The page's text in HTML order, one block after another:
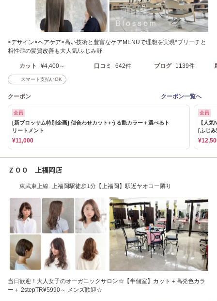
<デザイン×ヘアケア>高い技術と豊富なケアMENUで理想を実現*ブリーチと
相性◎の髪質改善も大人気/ふじみ野
カット ¥4,400～ 口コミ 642件 ブログ 1139件
スマート支払いOK
クーポン クーポン一覧へ
全員
[新ブロッサム特別企画] 似合わせカット+うる艶カラー＋選べるト
リートメント
¥11,000
全員
【人
[ふじ
ＺＯＯ 上福岡店
東武東上線 上福岡駅徒歩1分【上福岡】駅近ヤオコー隣り
当日歓迎！大人女子のオーガニックサロン☆【半個室】カット＋高発色カラ
ー＋ 2stepTR¥5990～ メンズ歓迎☆